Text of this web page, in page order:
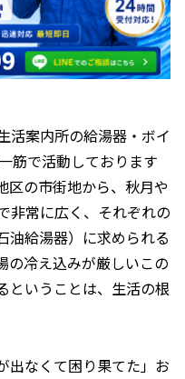
活案内所の給湯器・ボイ
筋で活動しております
区の市街地から、秋月や
非常に広く、それぞれの
油給湯器）に求められる
の冷え込みが厳しいこの
ということは、生活の根
出なくて困り果てた」お